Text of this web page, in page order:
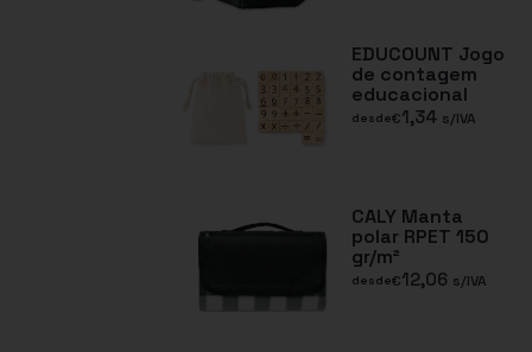
EDUCOUNT Jogo
de contagem
educacional
desde€1,34 s/IVA
CALY Manta
polar RPET 150
gr/m²
desde€12,06 s/IVA